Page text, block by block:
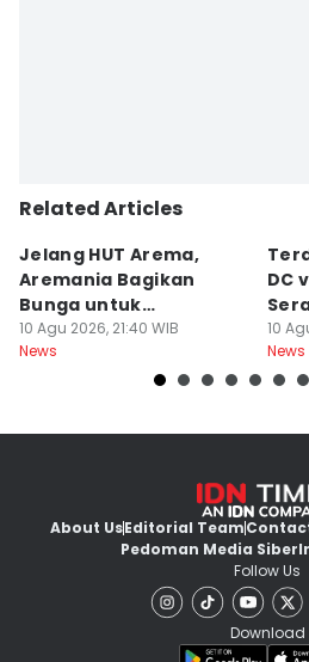
Related Articles
Jelang HUT Arema,
Aremania Bagikan
Bunga untuk
Kendaraan Plat L
10 Agu 2026, 21:40 WIB
News
DC
10
News
About UsEditorial Team
Pedoman Media Siber
Follow Us
Download